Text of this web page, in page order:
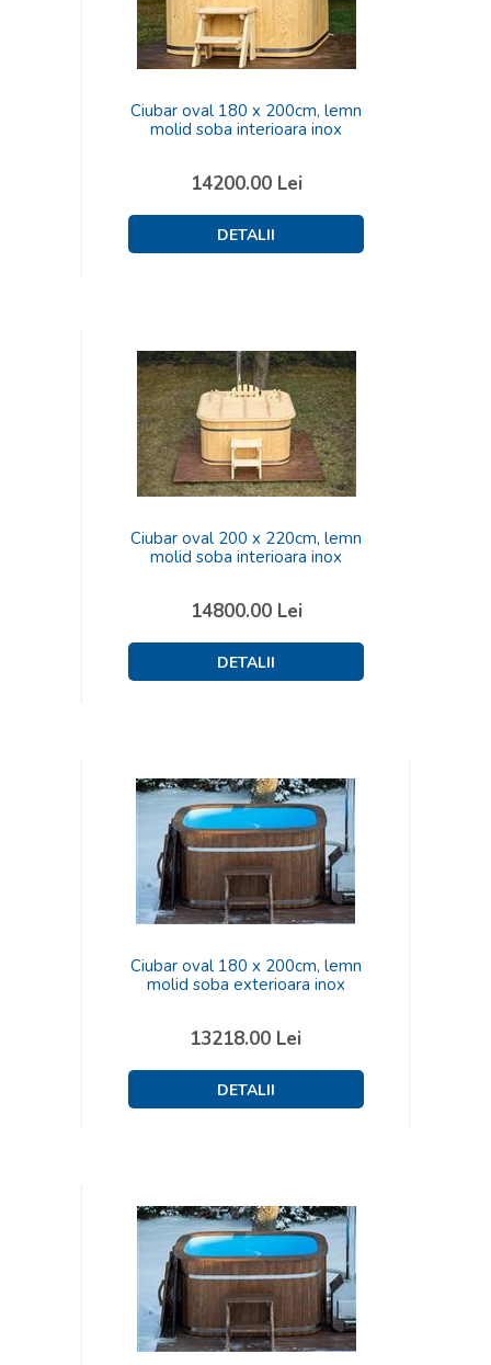
Ciubar oval 180 x 200cm, lemn
molid soba interioara inox
14200.00Lei
Ciubar oval 200 x 220cm, lemn
molid soba interioara inox
14800.00Lei
Ciubar oval 180 x 200cm, lemn
molid soba exterioara inox
13218.00 Lei